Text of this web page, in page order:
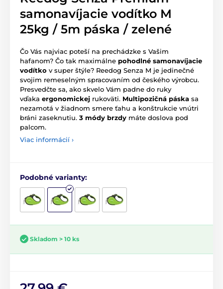
samonavíjacie vodítko M
25kg / 5m páska / zelené
Čo Vás najviac poteší na prechádzke s Vašim
hafanom? Čo tak maximálne pohodlné samonavíjacie
vodítko v super štýle? Reedog Senza M je jedinečné
svojim remeselným spracovaním od českého výrobcu.
Presvedčte sa, ako skvelo Vám padne do ruky
vďaka ergonomickej rukoväti. Multipozičná páska sa
nezamotá v žiadnom smere ťahu a konštrukcie vnútri
bráni zaseknutiu. 3 módy brzdy máte doslova pod
palcom.
Viac informácií ›
Podobné varianty:
Skladom > 10 ks